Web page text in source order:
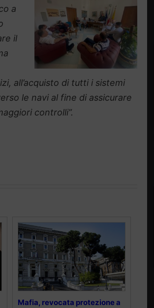
a
il
all’acquisto di tutti i sistemi
le navi al fine di assicurare
controlli”.
Mafia, revocata protezione a